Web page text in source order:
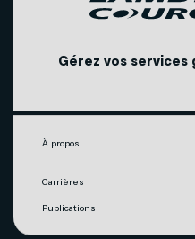
Nos succursales
Agents mobilité
Couverture du réseau
Gérez vos services
À propos
Carrières
Publications